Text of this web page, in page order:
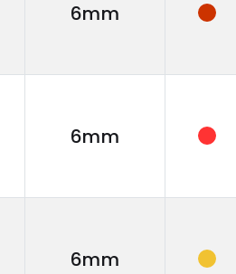
6mm
6mm
6mm